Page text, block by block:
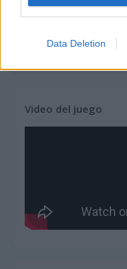
Data Deletion
Video del juego